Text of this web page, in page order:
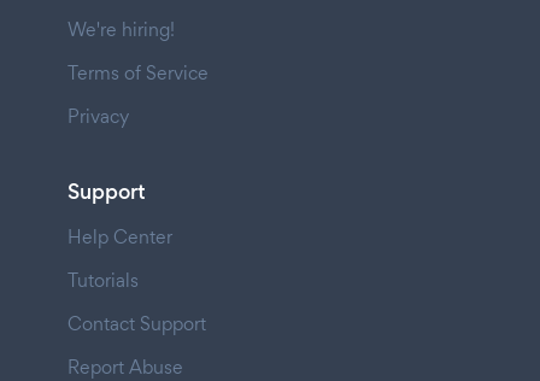
We're hiring!
Terms of Service
Privacy
Support
Help Center
Tutorials
Contact Support
Report Abuse